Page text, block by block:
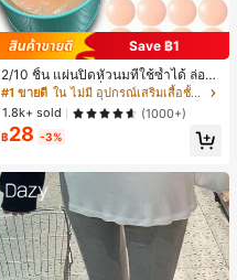
Save ฿1
2/10 ชิ้น แผ่นปิดหัวนมที่ใช้ซ้ำได้ ล่องห
น ไร้รอยต่อ & ไม่ลื่น เหมาะสำหรับโอก
าสต่างๆ สิ่งจำเป็นสำหรับฤดูร้อน
#1 ขายดี
ใน ไม่มี อุปกรณ์เสริมเสื้อชั้นในผู้หญิง
1.8k+ sold
(1000+)
฿28 -3%